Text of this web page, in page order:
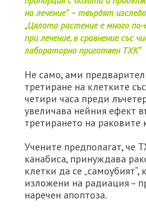
на лечение“ – твърдят
„Цялото растение е много
при лечение, в сравнение със
лабораторно приготвен ТХК“
Не само, ами
третиране на клетките
четири часа преди
увеличава нейния ефект
третирането на раковите
Учените предполагат, че
канабиса, принуждава
клетки да се „самоубият“,
изложени на радиация –
наречен апоптоза.